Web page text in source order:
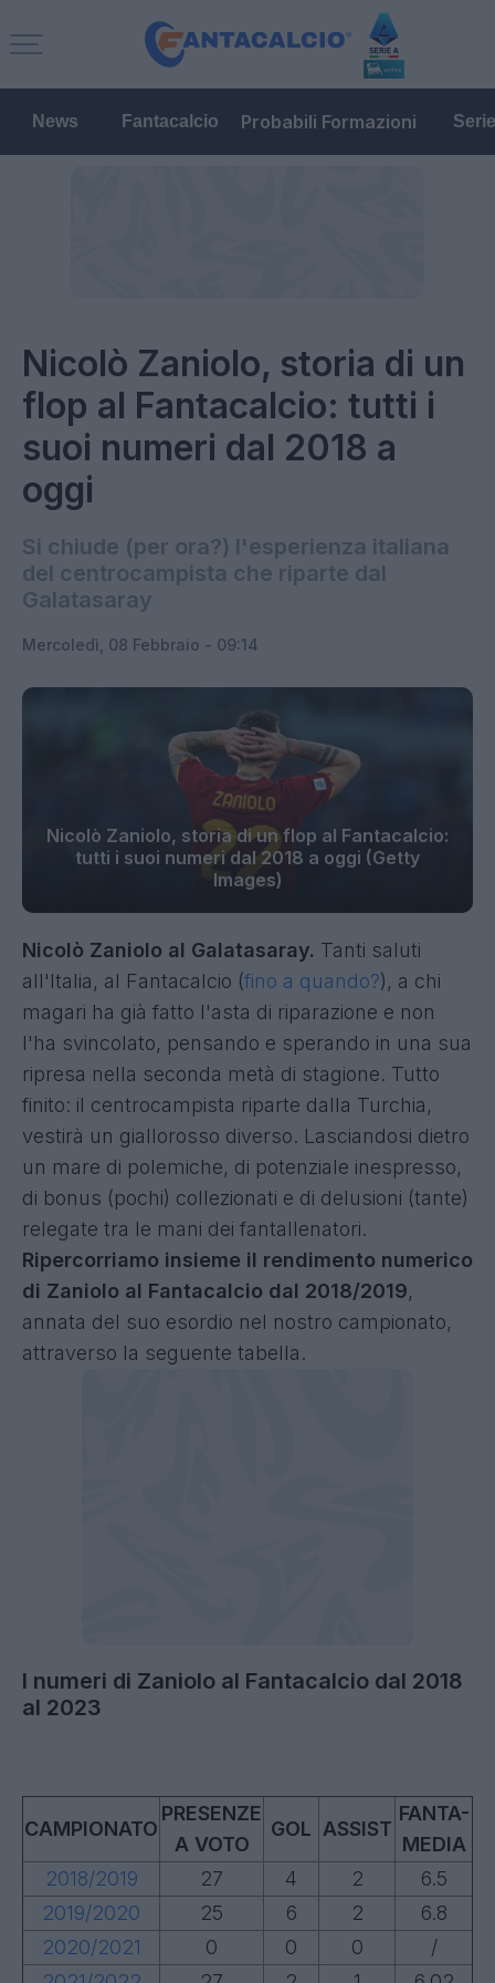
News Fantacalcio Probabili Formazioni
Nicolò Zaniolo, storia di un
flop al Fantacalcio: tutti i
suoi numeri dal 2018 a
oggi
Si chiude (per ora?) l'esperienza italiana
del centrocampista che riparte dal
Galatasaray
Mercoledì, 08 Febbraio - 09:14
Nicolò Zaniolo, storia di un flop al Fantacalcio:
tutti i suoi numeri dal 2018 a oggi (Getty
Images)
Nicolò Zaniolo al Galatasaray. Tanti saluti
all'Italia, al Fantacalcio (fino a quando?), a chi
magari ha già fatto l'asta di riparazione e non
l'ha svincolato, pensando e sperando in una sua
ripresa nella seconda metà di stagione. Tutto
finito: il centrocampista riparte dalla Turchia,
vestirà un giallorosso diverso. Lasciandosi dietro
un mare di polemiche, di potenziale inespresso,
di bonus (pochi) collezionati e di delusioni (tante)
relegate tra le mani dei fantallenatori.
Ripercorriamo insieme il rendimento numerico
di Zaniolo al Fantacalcio dal 2018/2019,
annata del suo esordio nel nostro campionato,
attraverso la seguente tabella.
I numeri di Zaniolo al Fantacalcio dal 2018
al 2023
CAMPIONATO
PRESENZE
A VOTO
GOL ASSIST
FANTA-
MEDIA
2018/2019
27 4 2
6.5
2019/2020
25 6 2
6.8
2020/2021
0 0 0
/